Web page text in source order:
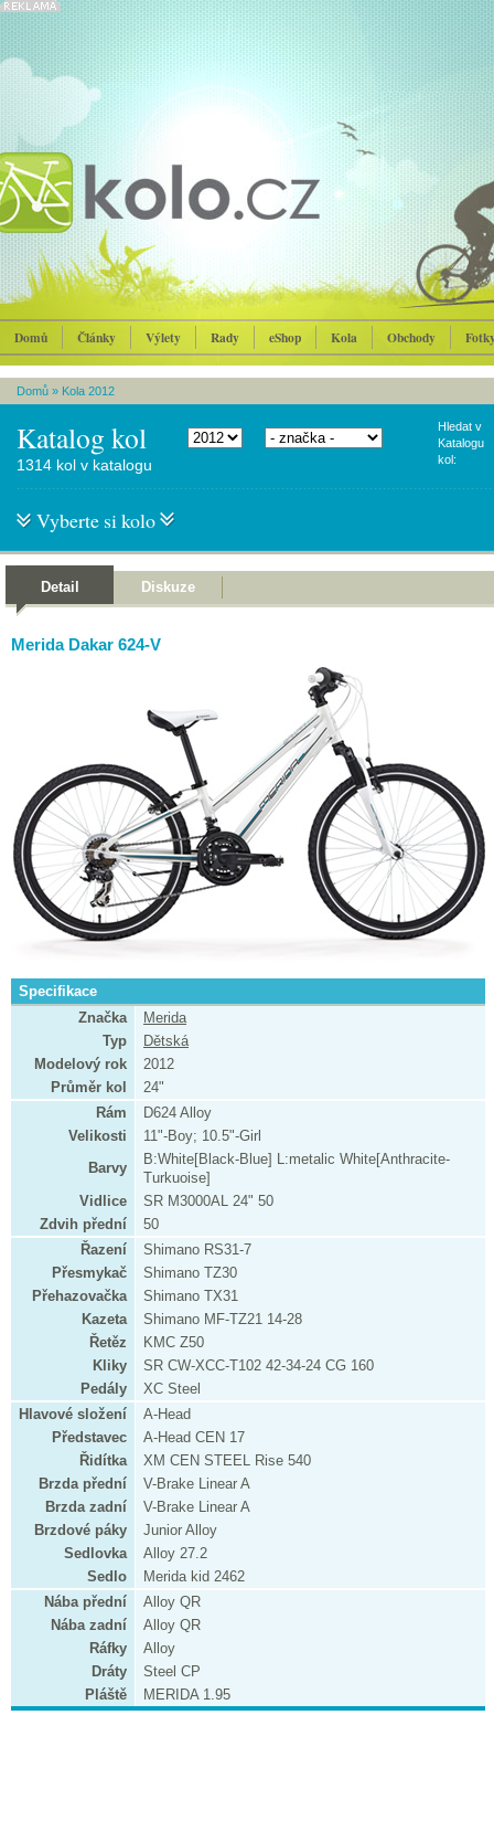
Domů Články Výlety Rady eShop Kola Obchody
Domů » Kola 2012
Katalog kol
Hledat v
Katalogu
kol:
1314 kol v katalogu
Vyberte si kolo
Detail Diskuze
Merida Dakar 624-V
Specifikace
Značka
Merida
Typ
Dětská
Modelový rok
2012
Průměr kol
24"
Rám
D624 Alloy
Velikosti
11"-Boy; 10.5"-Girl
Barvy
B:White[Black-Blue] L:metalic White[Anthracite-
Turkuoise]
Vidlice
SR M3000AL 24" 50
Zdvih přední
50
Řazení
Shimano RS31-7
Přesmykač
Shimano TZ30
Přehazovačka
Shimano TX31
Kazeta
Shimano MF-TZ21 14-28
Řetěz
KMC Z50
Kliky
SR CW-XCC-T102 42-34-24 CG 160
Pedály
XC Steel
Hlavové složení
A-Head
Představec
A-Head CEN 17
Řidítka
XM CEN STEEL Rise 540
Brzda přední
V-Brake Linear A
Brzda zadní
V-Brake Linear A
Brzdové páky
Junior Alloy
Sedlovka
Alloy 27.2
Sedlo
Merida kid 2462
Nába přední
Alloy QR
Nába zadní
Alloy QR
Ráfky
Alloy
Dráty
Steel CP
Pláště
MERIDA 1.95